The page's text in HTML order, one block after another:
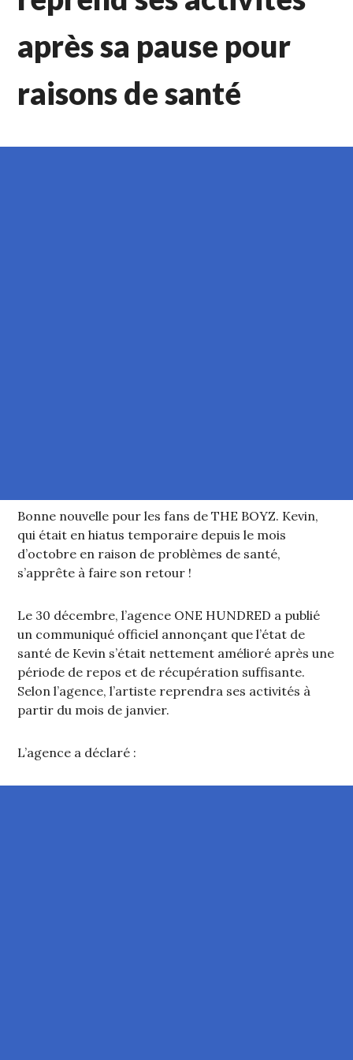
après sa pause pour
raisons de santé
Bonne nouvelle pour les fans de THE BOYZ. Kevin,
qui était en hiatus temporaire depuis le mois
d’octobre en raison de problèmes de santé,
s’apprête à faire son retour !
Le 30 décembre, l’agence ONE HUNDRED a publié
un communiqué officiel annonçant que l’état de
santé de Kevin s’était nettement amélioré après une
période de repos et de récupération suffisante.
Selon l’agence, l’artiste reprendra ses activités à
partir du mois de janvier.
L’agence a déclaré :